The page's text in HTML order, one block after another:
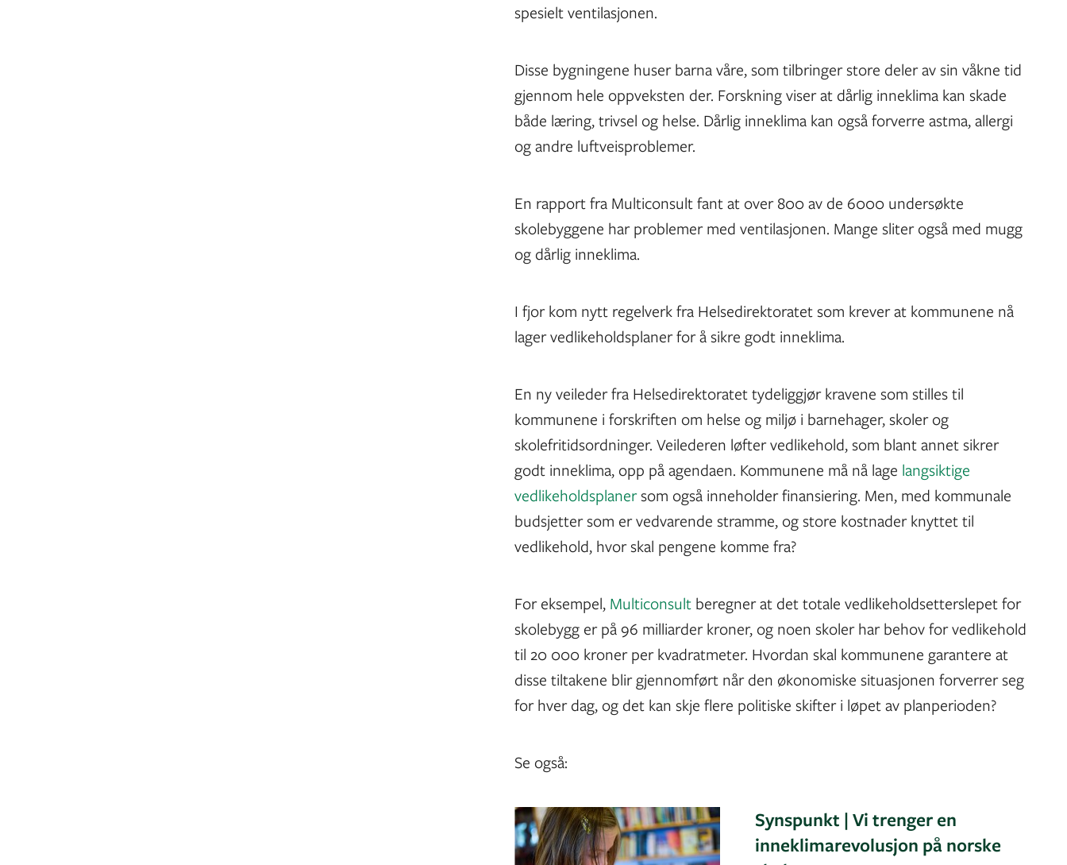
spesielt ventilasjonen.
Disse bygningene huser barna våre, som tilbringer store deler av sin våkne tid
gjennom hele oppveksten der. Forskning viser at dårlig inneklima kan skade
både læring, trivsel og helse. Dårlig inneklima kan også forverre astma, allergi
og andre luftveisproblemer.
En rapport fra Multiconsult fant at over 800 av de 6000 undersøkte
skolebyggene har problemer med ventilasjonen. Mange sliter også med mugg
og dårlig inneklima.
I fjor kom nytt regelverk fra Helsedirektoratet som krever at kommunene nå
lager vedlikeholdsplaner for å sikre godt inneklima.
En ny veileder fra Helsedirektoratet tydeliggjør kravene som stilles til
kommunene i forskriften om helse og miljø i barnehager, skoler og
skolefritidsordninger. Veilederen løfter vedlikehold, som blant annet sikrer
godt inneklima, opp på agendaen. Kommunene må nå lage langsiktige
vedlikeholdsplanersom også inneholder finansiering. Men, med kommunale
budsjetter som er vedvarende stramme, og store kostnader knyttet til
vedlikehold, hvor skal pengene komme fra?
For eksempel, Multiconsult beregner at det totale vedlikeholdsetterslepet for
skolebygg er på 96 milliarder kroner, og noen skoler har behov for vedlikehold
til 20 000 kroner per kvadratmeter. Hvordan skal kommunene garantere at
disse tiltakene blir gjennomført når den økonomiske situasjonen forverrer seg
for hver dag, og det kan skje flere politiske skifter i løpet av planperioden?
Se også:
Synspunkt | Vi trenger en
inneklimarevolusjon på norske